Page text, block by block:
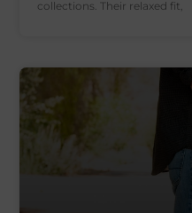
collections. Their relaxed fit,